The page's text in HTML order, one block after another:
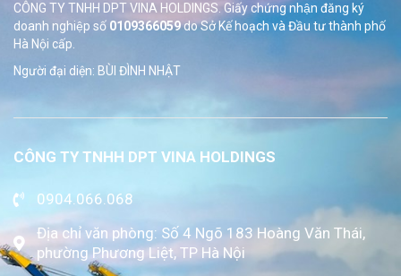
CÔNG TY TNHH DPT VINA HOLDINGS. Giấy chứng nhận đăng ký
doanh nghiệp số 0109366059do SởKế hoạch và Đầu tư thành phố
Hà Nội cấp.
Người đại diện: BÙI ĐÌNH NHẬT
CÔNG TY TNHH DPT VINA HOLDINGS
0904.066.068
Địa chỉ văn phòng: Số 4 Ngõ 183 Hoàng Văn Thái,
phường Phương Liệt, TP Hà Nội